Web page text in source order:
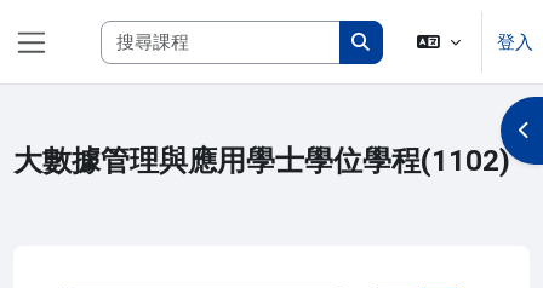
搜尋課程
搜尋課程
登入
大數據管理與應用學士學位學程(1102)
開